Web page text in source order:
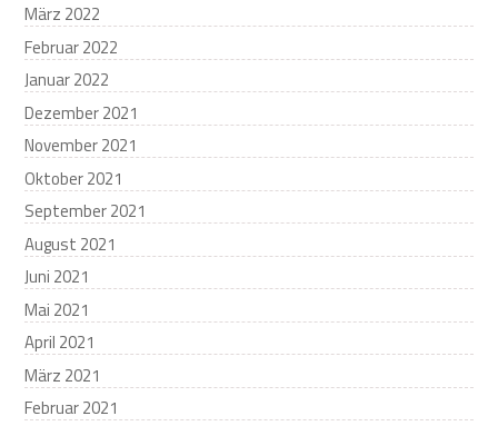
März 2022
Februar 2022
Januar 2022
Dezember 2021
November 2021
Oktober 2021
September 2021
August 2021
Juni 2021
Mai 2021
April 2021
März 2021
Februar 2021